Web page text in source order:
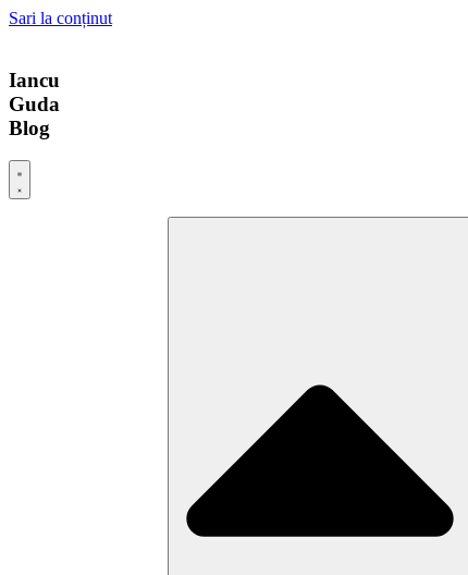
Sari la conținut
Iancu
Guda
Blog